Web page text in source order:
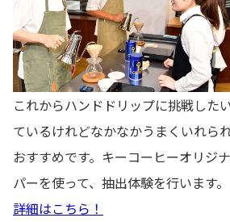
これからハンドドリップに挑戦した
ているけれどなかなかうまくいれら
おすすめです。キーコーヒーオリジ
パーを使って、抽出体験を行います。
詳細はこちら！